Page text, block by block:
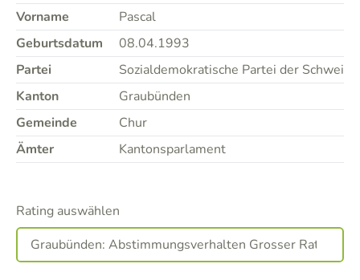
Vorname
Pascal
Geburtsdatum
08.04.1993
Partei
Sozialdemokratische Partei der Schweiz
Kanton
Graubünden
Gemeinde
Chur
Ämter
Kantonsparlament
Rating auswählen